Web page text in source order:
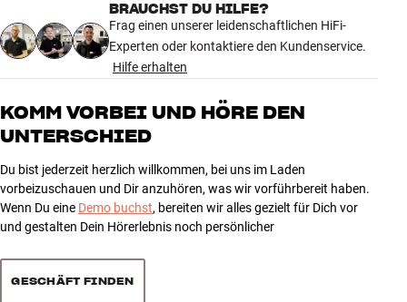
Modell / Variante
Schwarz
Gewicht (kg)
3,98
Gewicht der Verpackung (kg)
5,2
Maße (Verpackung)
ALLGEMEINE MERKMALE
Fernbedienung : Ja (Systemfernbedienung)
Kategorie : CD-Player
Gewicht : 4,0 kg
Raw -> PCM dekodning :
Größe : 43,4 x 10,7 x 27,9 cm (B x H x T)
BRAUCHST DU HILFE?
Frag einen unserer leidenschaftlichen HiFi-
Experten oder kontaktiere den Kundenservice.
Hilfe erhalten
KOMM VORBEI UND HÖRE DEN
UNTERSCHIED
Du bist jederzeit herzlich willkommen, bei uns im Laden
vorbeizuschauen und Dir anzuhören, was wir vorführbereit haben.
Wenn Du eine Demo buchst, bereiten wir alles gezielt für Dich vor
und gestalten Dein Hörerlebnis noch persönlicher
GESCHÄFT FINDEN